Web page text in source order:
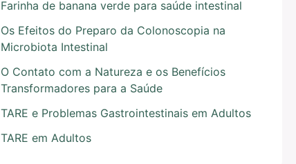
Farinha de banana verde para saúde intestinal
Os Efeitos do Preparo da Colonoscopia na
Microbiota Intestinal
O Contato com a Natureza e os Benefícios
Transformadores para a Saúde
TARE e Problemas Gastrointestinais em Adultos
TARE em Adultos